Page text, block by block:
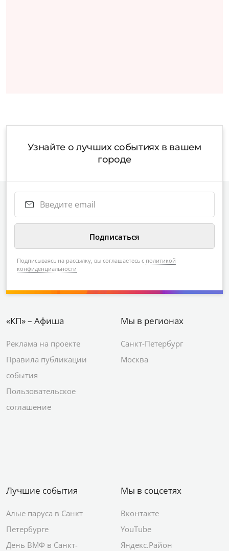
Узнайте о лучших событиях в вашем
городе
Подписываясь на рассылку, вы соглашаетесь с политикой
конфиденциальности
«КП» – Афиша
Реклама на проекте
Правила публикации
события
Пользовательское
соглашение
Мы в регионах
Санкт-Петербург
Москва
Лучшие события
Алые паруса в Санкт
Петербурге
День ВМФ в Санкт-
Мы в соцсетях
Вконтакте
YouTube
Яндекс.Район